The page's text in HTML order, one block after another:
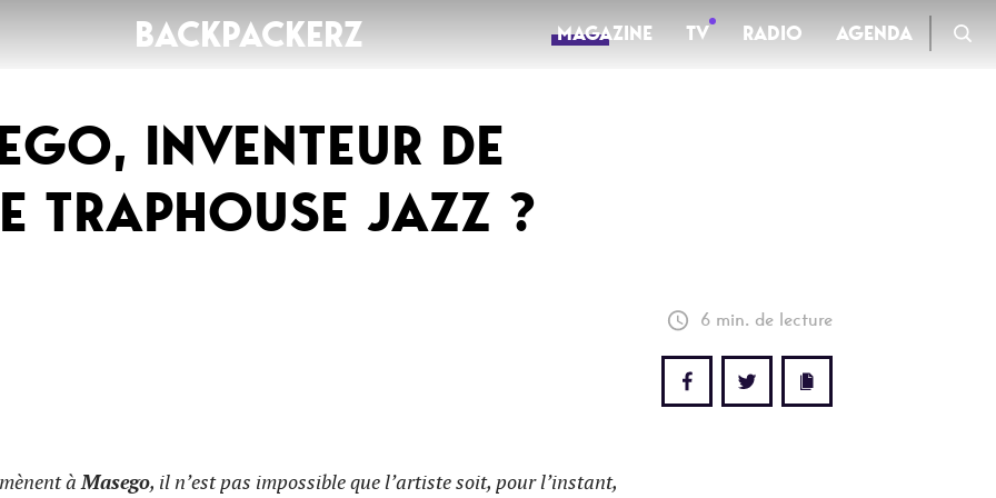
BACKPACKERZ MAGAZINE TV RADIO AGENDA
Paris
RADIO
Playlists
Documentaires
Web-séries
INVENTEUR DE
TRAPHOUSE JAZZ ?
6 min. de lecture
àMasego, il n’est pas impossible que l’artiste soit, pour l’instant,